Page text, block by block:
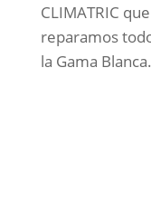
CLIMATRIC
reparamos
la Gama Blanca.